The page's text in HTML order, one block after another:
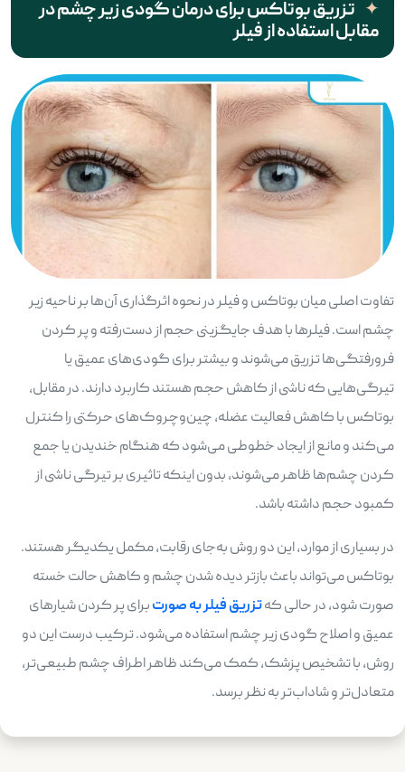
تزریق بوتاکس برای درمان گودی زیر چشم در
مقابل استفاده از فیلر
تفاوت اصلی میان بوتاکس و فیلر در نحوه اثرگذاری آن‌ها بر ناحیه زیر
چشم است. فیلرها با هدف جایگزینی حجم از دست‌رفته و پر کردن
فرورفتگی‌ها تزریق می‌شوند و بیشتر برای گودی‌های عمیق یا
تیرگی‌هایی که ناشی از کاهش حجم هستند کاربرد دارند. در مقابل،
بوتاکس با کاهش فعالیت عضله، چین‌وچروک‌های حرکتی را کنترل
می‌کند و مانع از ایجاد خطوطی می‌شود که هنگام خندیدن یا جمع
کردن چشم‌ها ظاهر می‌شوند، بدون اینکه تاثیری بر تیرگی ناشی از
کمبود حجم داشته باشد.
در بسیاری از موارد، این دو روش به‌جای رقابت، مکمل یکدیگر هستند.
بوتاکس می‌تواند باعث بازتر دیده شدن چشم و کاهش حالت خسته
صورت شود، در حالی کهتزریق فیلر به صورتبرای پر کردن شیارهای
عمیق و اصلاح گودی زیر چشم استفاده می‌شود. ترکیب درست این دو
روش، با تشخیص پزشک، کمک می‌کند ظاهر اطراف چشم طبیعی‌تر،
متعادل‌تر و شاداب‌تر به نظر برسد.